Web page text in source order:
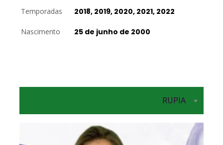
Temporadas 2018, 2019, 2020, 2021, 2022
Nascimento 25 de junho de 2000
RUPIA